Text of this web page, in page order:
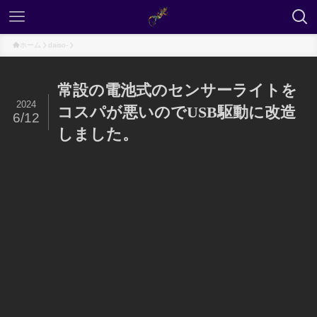
ホーム daiso-
常設の電池式のセンサーライトを
コスパが悪いのでUSB駆動に改造
しました。
2024
6/12